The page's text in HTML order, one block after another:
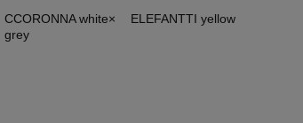
CCORONNA white×
grey
ELEFANTTI yellow